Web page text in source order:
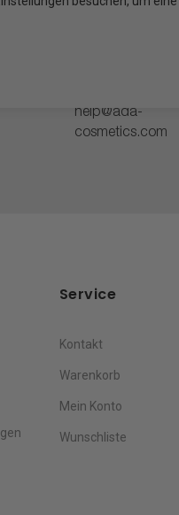
help@ada-
cosmetics.com
Service
Kontakt
Warenkorb
Mein Konto
Wunschliste